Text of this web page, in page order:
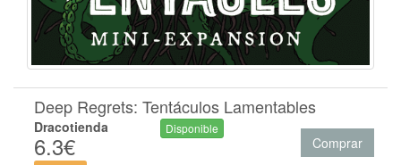
Deep Regrets: Tentáculos Lamentables
Dracotienda
6.3€
Disponible
Comprar